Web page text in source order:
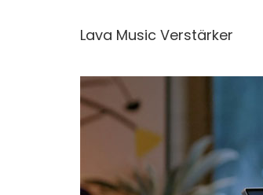
Lava Music Verstärker